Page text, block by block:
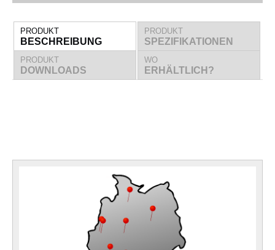
PRODUKT
BESCHREIBUNG
PRODUKT
SPEZIFIKATIONEN
PRODUKT
DOWNLOADS
WO
ERHÄLTLICH?